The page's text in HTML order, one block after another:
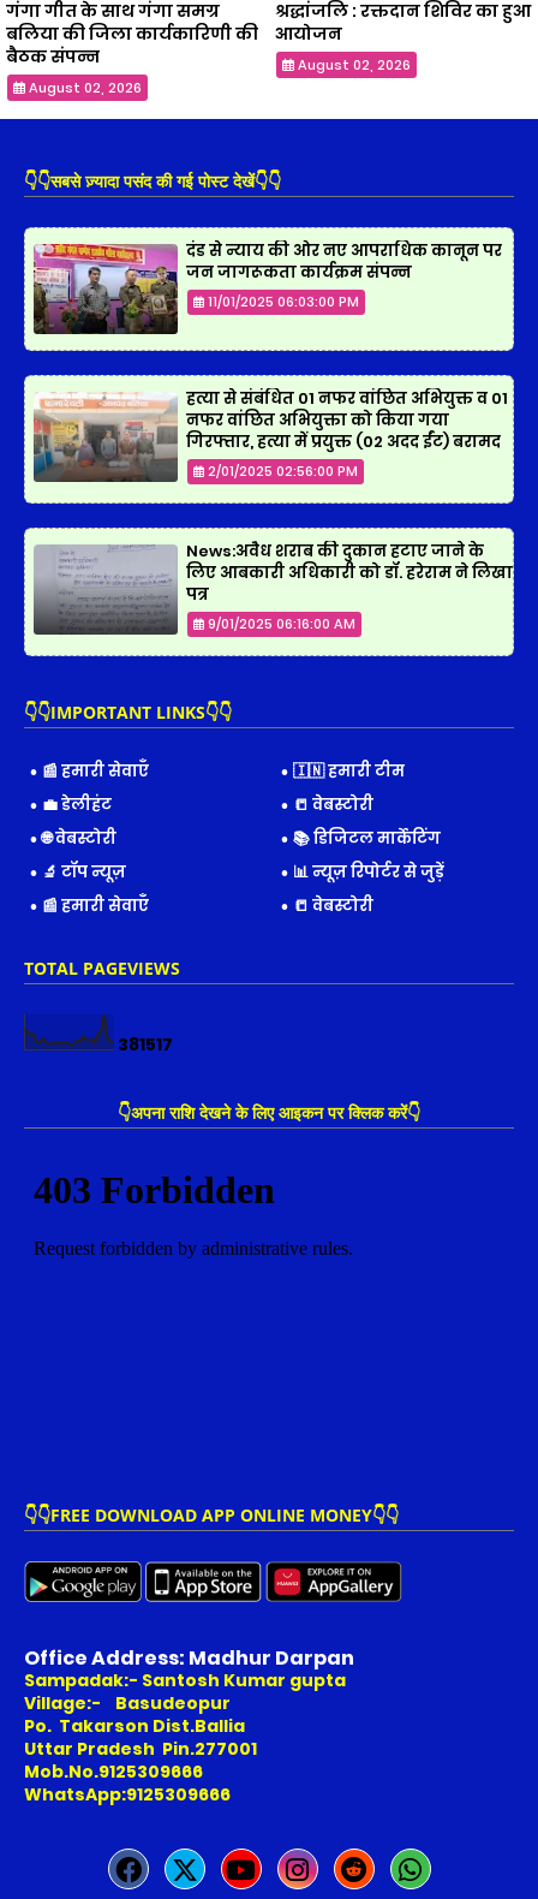
गंगा गीत के साथ गंगा समग्र
बलिया की जिला कार्यकारिणी की
बैठक संपन्न
August 02, 2026
श्रद्धांजलि : रक्तदान शिविर का हुआ
आयोजन
August 02, 2026
👇👇सबसे ज़्यादा पसंद की गई पोस्ट देखें👇👇
दंड से न्याय की ओर नए आपराधिक कानून पर
जन जागरूकता कार्यक्रम संपन्न
11/01/2025 06:03:00 PM
हत्या से संबंधित 01 नफर वांछित अभियुक्त व 01
नफर वांछित अभियुक्ता को किया गया
गिरफ्तार, हत्या में प्रयुक्त (02 अदद ईंट) बरामद
2/01/2025 02:56:00 PM
News:अवैध शराब की दुकान हटाए जाने के
लिए आबकारी अधिकारी को डॉ. हरेराम ने लिखा
पत्र
9/01/2025 06:16:00 AM
👇👇IMPORTANT LINKS👇👇
📰 हमारी सेवाएँ
🇮🇳 हमारी टीम
💼 डेलीहंट
📒 वेबस्टोरी
🌐 वेबस्टोरी
📚 डिजिटल मार्केटिंग
🔬 टॉप न्यूज़
📊 न्यूज़ रिपोर्टर से जुड़ें
📰 हमारी सेवाएँ
📒 वेबस्टोरी
TOTAL PAGEVIEWS
381517
👇अपना राशि देखने के लिए आइकन पर क्लिक करें👇
👇👇FREE DOWNLOAD APP ONLINE MONEY👇👇
Office Address: Madhur Darpan
Sampadak:- Santosh Kumar gupta
Village:- Basudeopur
Po. Takarson Dist.Ballia
Uttar Pradesh Pin.277001
Mob.No.9125309666
WhatsApp:9125309666